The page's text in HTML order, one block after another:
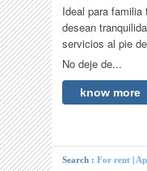
Ideal para
desean
servicios al pie
No deje de...
know more
Search :For rent |